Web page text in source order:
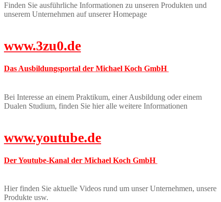
Finden Sie ausführliche Informationen zu unseren Produkten und
unserem Unternehmen auf unserer Homepage
www.3zu0.de
Das Ausbildungsportal der Michael Koch GmbH
Bei Interesse an einem Praktikum, einer Ausbildung oder einem
Dualen Studium, finden Sie hier alle weitere Informationen
www.youtube.de
Der Youtube-Kanal der Michael Koch GmbH
Hier finden Sie aktuelle Videos rund um unser Unternehmen, unsere
Produkte usw.